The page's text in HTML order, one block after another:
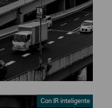
Con IR inteligente